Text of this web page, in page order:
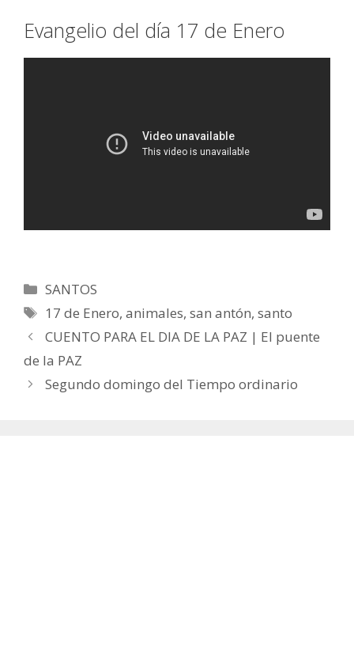
Evangelio del día 17 de Enero
Categorías
SANTOS
Etiquetas
17 de Enero,animales,san antón,santo
CUENTO PARA EL DIA DE LA PAZ | El puente
de la PAZ
Segundo domingo del Tiempo ordinario